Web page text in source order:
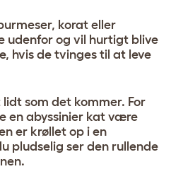
korat eller
udenfor og vil hurtigt blive
hvis de tvinges til at leve
som det kommer. For
en abyssinier kat være
er krøllet op i en
pludselig ser den rullende